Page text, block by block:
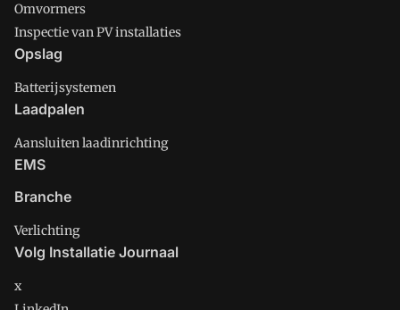
Omvormers
Inspectie van PV installaties
Opslag
Batterijsystemen
Laadpalen
Aansluiten laadinrichting
EMS
Branche
Verlichting
Volg Installatie Journaal
x